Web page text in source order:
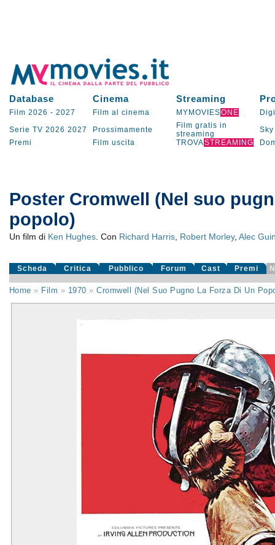
Database Cinema Streaming
Film 2026 - 2027 Film al cinema MYMOVIESONE
Serie TV 2026 2027 Prossimamente
Film gratis in
streaming
Sky
Premi
Film uscita TROVASTREAMING
Poster Cromwell (Nel suo
popolo)
Un film di Ken Hughes. Con Richard Harris, Robert Morley, Alec
Scheda Critica Pubblico Forum Cast Premi
Home » Film » 1970 »Cromwell (Nel Suo Pugno La Forza Di Un